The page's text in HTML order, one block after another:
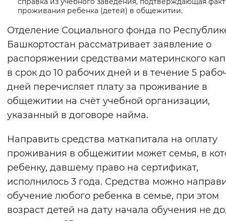
проживания ребенка (детей) в общежитии.
Отделение Социального фонда по
Башкортостан рассматривает заявление о
распоряжении средствами материнского
в срок до 10 рабочих дней и в течение 5
дней перечисляет плату за проживание в
общежитии на счёт учебной организации,
указанный в договоре найма.
Направить средства маткапитала на оплату
проживания в общежитии может семья, в
ребенку, давшему право на сертификат,
исполнилось 3 года. Средства можно
обучение любого ребенка в семье, при этом
возраст детей на дату начала обучения не